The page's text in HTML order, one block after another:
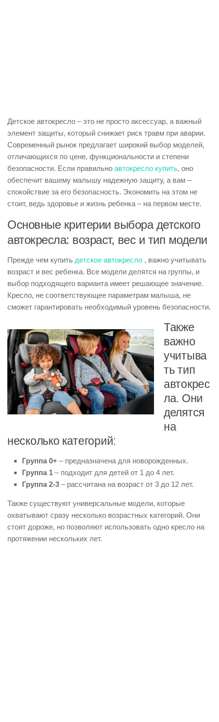
Детское автокресло – это не просто аксессуар, а важный
элемент защиты, который снижает риск травм при аварии.
Современный рынок предлагает широкий выбор моделей,
отличающихся по цене, функциональности и степени
безопасности. Если правильно автокресло купить, оно
обеспечит вашему малышу надежную защиту, а вам –
спокойствие за его безопасность. Экономить на этом не
стоит, ведь здоровье и жизнь ребенка – на первом месте.
Основные критерии выбора детского
автокресла: возраст, вес и тип модели
Прежде чем купить детское автокресло , важно учитывать
возраст и вес ребенка. Все модели делятся на группы, и
выбор подходящего варианта имеет решающее значение.
Кресло, не соответствующее параметрам малыша, не
сможет гарантировать необходимый уровень безопасности.
Также
важно
учитыва
ть тип
автокрес
ла. Они
делятся
на
несколько категорий:
Группа 0+ – предназначена для новорожденных.
Группа 1 – подходит для детей от 1 до 4 лет.
Группа 2-3 – рассчитана на возраст от 3 до 12 лет.
Также существуют универсальные модели, которые
охватывают сразу несколько возрастных категорий. Они
стоят дороже, но позволяют использовать одно кресло на
протяжении нескольких лет.